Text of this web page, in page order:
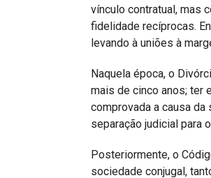
vínculo contratual, mas
fidelidade recíprocas.
levando à uniões à
Naquela época, o
mais de cinco anos; ter
comprovada a causa
separação judicial para
Posteriormente, o
sociedade conjugal,